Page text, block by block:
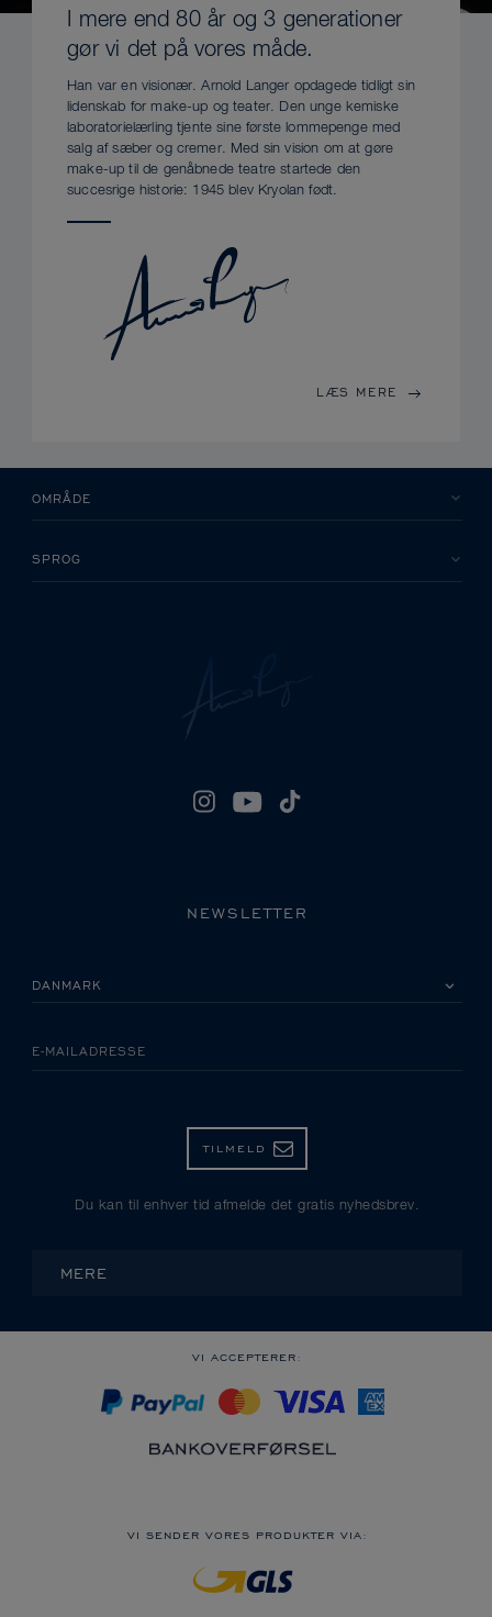
I mere end 80 år og 3 generationer
gør vi det på vores måde.
Han var en visionær. Arnold Langer opdagede tidligt sin
lidenskab for make-up og teater. Den unge kemiske
laboratorielærling tjente sine første lommepenge med
salg af sæber og cremer. Med sin vision om at gøre
make-up til de genåbnede teatre startede den
succesrige historie: 1945 blev Kryolan født.
LÆS MERE
OMRÅDE
SPROG
NEWSLETTER
E-MAILADRESSE
TILMELD
Du kan til enhver tid afmelde det gratis nyhedsbrev.
MERE
VI ACCEPTERER:
VI SENDER VORES PRODUKTER VIA: